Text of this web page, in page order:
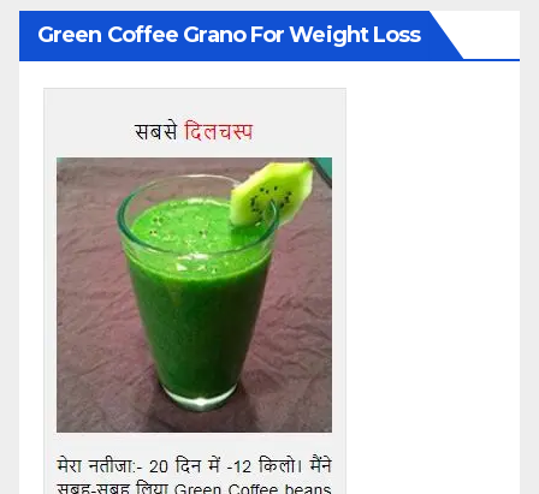
Green Coffee Grano For Weight Loss